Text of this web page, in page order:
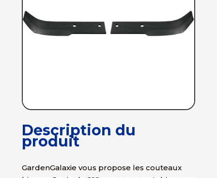
Description du
produit
GardenGalaxie vous propose les couteaux